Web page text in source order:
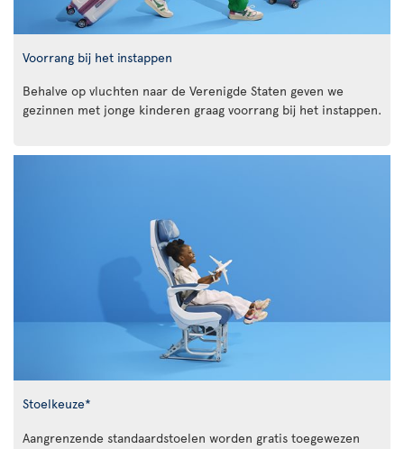
Voorrang bij het instappen
Behalve op vluchten naar de Verenigde Staten geven we
gezinnen met jonge kinderen graag voorrang bij het instappen.
Stoelkeuze*
Aangrenzende standaardstoelen worden gratis toegewezen